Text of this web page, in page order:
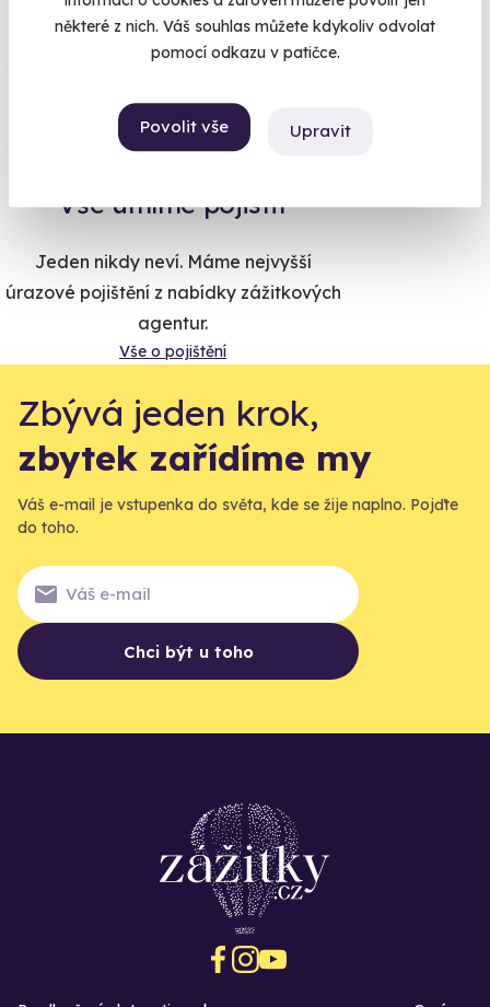
některé z nich. Váš souhlas můžete kdykoliv odvolat
pomocí odkazu v patičce.
Povolit vše Upravit
Zobraz ohlasy
Vše umíme pojistit
Jeden nikdy neví. Máme nejvyšší
úrazové pojištění z nabídky zážitkových
agentur.
Vše o pojištění
Zbývá jeden krok,
zbytek zařídíme my
Váš e-mail je vstupenka do světa, kde se žije naplno. Pojďte
do toho.
Chci být u toho